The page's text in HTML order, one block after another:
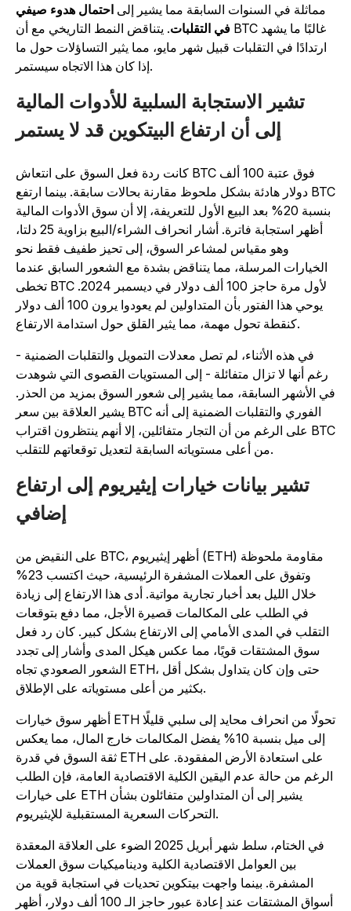
مماثلة في السنوات السابقة مما يشير إلىاحتمال هدوء صيفي
في التقلبات. يتناقض النمط التاريخي مع أن BTC غالبًا ما يشهد
ارتدادًا في التقلبات قبيل شهر مايو، مما يثير التساؤلات حول ما
تشير الاستجابة السلبية للأدوات المالية
إلى أن ارتفاع البيتكوين قد لا يستمر
كانت ردة فعل السوق على انتعاش BTC فوق عتبة 100 ألف
دولار هادئة بشكل ملحوظ مقارنة بحالات سابقة. بينما ارتفع BTC
بنسبة 20% بعد البيع الأول للتعريفة، إلا أن سوق الأدوات المالية
أظهر استجابة فاترة. أشار انحراف الشراء/البيع بزاوية 25 دلتا،
وهو مقياس لمشاعر السوق، إلى تحيز طفيف فقط نحو
الخيارات المرسلة، مما يتناقض بشدة مع الشعور السابق عندما
تخطى BTC لأول مرة حاجز 100 ألف دولار في ديسمبر 2024.
يوحي هذا الفتور بأن المتداولين لم يعودوا يرون 100 ألف دولار
في هذه الأثناء، لم تصل معدلات التمويل والتقلبات الضمنية -
رغم أنها لا تزال متفائلة - إلى المستويات القصوى التي شوهدت
الأشهر السابقة، مما يشير إلى شعور السوق بمزيد من الحذر.
يشير العلاقة بين سعر BTC الفوري والتقلبات الضمنية إلى أنه
على الرغم من أن التجار متفائلين، إلا أنهم ينتظرون اقتراب BTC
تشير بيانات خيارات إيثيريوم إلى ارتفاع
إضافي
على النقيض من BTC، أظهر إيثيريوم (ETH) مقاومة ملحوظة
وتفوق على العملات المشفرة الرئيسية، حيث اكتسب 23%
خلال الليل بعد أخبار تجارية مواتية. أدى هذا الارتفاع إلى زيادة
في الطلب على المكالمات قصيرة الأجل، مما دفع بتوقعات
التقلب في المدى الأمامي إلى الارتفاع بشكل كبير. كان رد فعل
سوق المشتقات قويًا، مما عكس هيكل المدى وأشار إلى تجدد
الشعور الصعودي تجاه ETH، حتى وإن كان يتداول بشكل أقل
أظهر سوق خيارات ETH تحولًا من انحراف محايد إلى سلبي قليلًا
إلى ميل بنسبة 10% يفضل المكالمات خارج المال، مما يعكس
ثقة السوق في قدرة ETH على استعادة الأرض المفقودة. على
الرغم من حالة عدم اليقين الكلية الاقتصادية العامة، فإن الطلب
على خيارات ETH يشير إلى أن المتداولين متفائلون بشأن
في الختام، سلط شهر أبريل 2025 الضوء على العلاقة المعقدة
بين العوامل الاقتصادية الكلية وديناميكيات سوق العملات
المشفرة. بينما واجهت بيتكوين تحديات في استجابة قوية من
أسواق المشتقات عند إعادة عبور حاجز الـ 100 ألف دولار، أظهر